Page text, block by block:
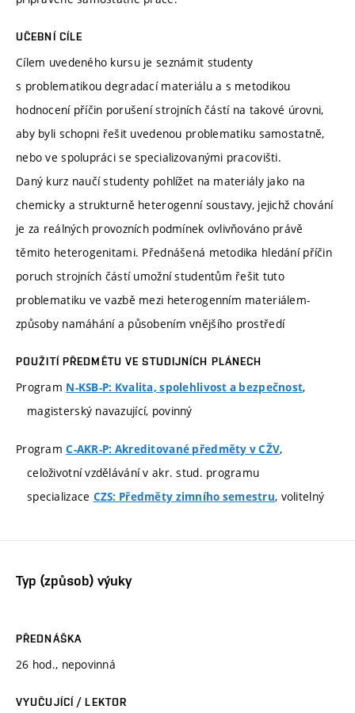
UČEBNÍ CÍLE
Cílem uvedeného kursu je seznámit studenty
s problematikou degradací materiálu a s metodikou
hodnocení příčin porušení strojních částí na takové úrovni,
aby byli schopni řešit uvedenou problematiku samostatně,
nebo ve spolupráci se specializovanými pracovišti.
Daný kurz naučí studenty pohlížet na materiály jako na
chemicky a strukturně heterogenní soustavy, jejichž chování
je za reálných provozních podmínek ovlivňováno právě
těmito heterogenitami. Přednášená metodika hledání příčin
poruch strojních částí umožní studentům řešit tuto
problematiku ve vazbě mezi heterogenním materiálem-
způsoby namáhání a působením vnějšího prostředí
POUŽITÍ PŘEDMĚTU VE STUDIJNÍCH PLÁNECH
Program N-KSB-P: Kvalita, spolehlivost a bezpečnost,
magisterský navazující, povinný
ProgramC-AKR-P: Akreditované předměty v CŽV,
celoživotní vzdělávání v akr. stud. programu
specializace CZS: Předměty zimního semestru, volitelný
Typ (způsob) výuky
PŘEDNÁŠKA
26 hod., nepovinná
VYUČUJÍCÍ / LEKTOR